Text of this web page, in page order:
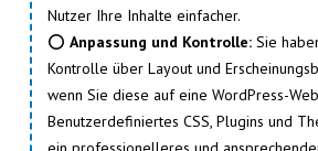
Nutzer Ihre Inhalte einfacher.
⭕ Anpassung und Kontrolle: Sie
Kontrolle über Layout und
wenn Sie diese auf eine WordPress-
Benutzerdefiniertes CSS, Plugins und